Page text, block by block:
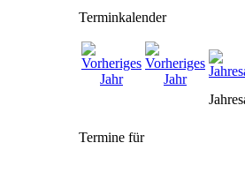
Terminkalender
Termine für